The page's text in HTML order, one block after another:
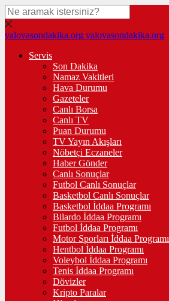
yalovasondakika.org yalovasondakika.org
Servis
Son Dakika
Namaz Vakitleri
Hava Durumu
Gazeteler
Canlı Borsa
Canlı TV
Puan Durumu
TV Yayın Akışları
Nöbetçi Eczaneler
Haber Gönder
Canlı Sonuçlar
Futbol Canlı Sonuçlar
Basketbol Canlı Sonuçlar
Basketbol İddaa Programı
Bilardo İddaa Programı
Futbol İddaa Programı
Motor Sporları İddaa Programı
Hentbol İddaa Programı
Voleybol İddaa Programı
Tenis İddaa Programı
Dövizler
Kripto Paralar